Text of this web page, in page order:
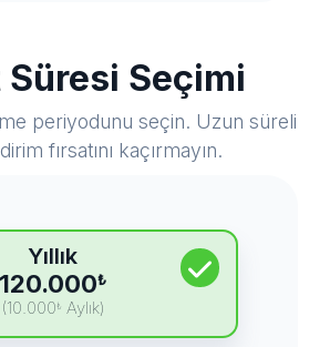
Seçimi
periyodunu seçin. Uzun süreli
fırsatını kaçırmayın.
Yıllık
120.000₺
(10.000₺ Aylık)